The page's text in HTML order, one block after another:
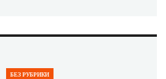
БЕЗ РУБРИКИ